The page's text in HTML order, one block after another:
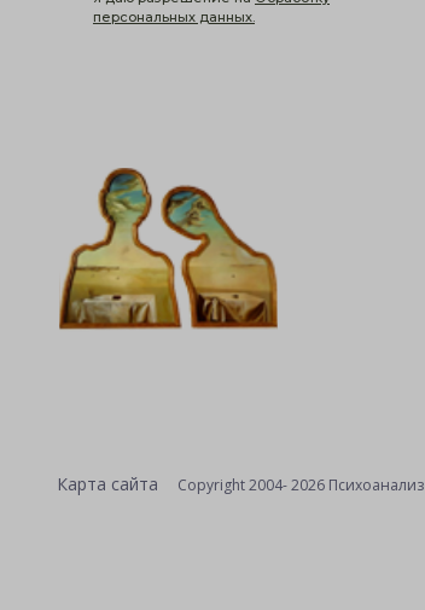
персональных данных.
Карта сайта Copyright 2004- 2026 Психоанализ